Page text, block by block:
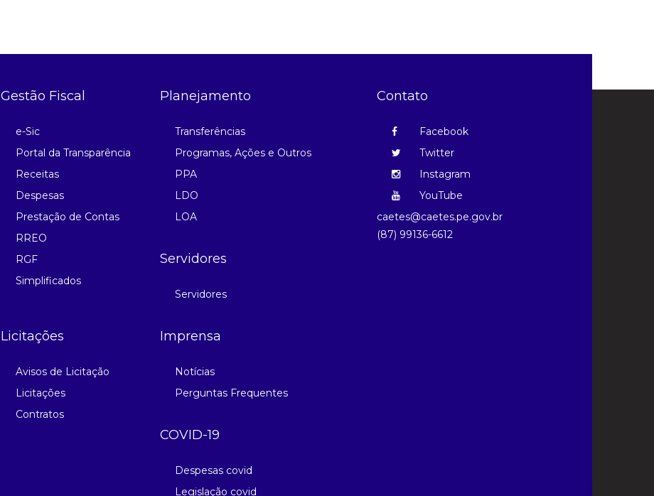
Gestão Fiscal
e-Sic
Portal da Transparência
Receitas
Despesas
Prestação de Contas
RREO
RGF
Simplificados
Planejamento
Transferências
Programas, Ações e Outros
PPA
LDO
LOA
Servidores
Servidores
Licitações
Avisos de Licitação
Licitações
Contratos
Imprensa
Notícias
Perguntas Frequentes
COVID-19
Despesas covid
Legislação covid
Contato
Facebook
Twitter
Instagram
YouTube
caetes@caetes.pe.gov.br
(87) 99136-6612